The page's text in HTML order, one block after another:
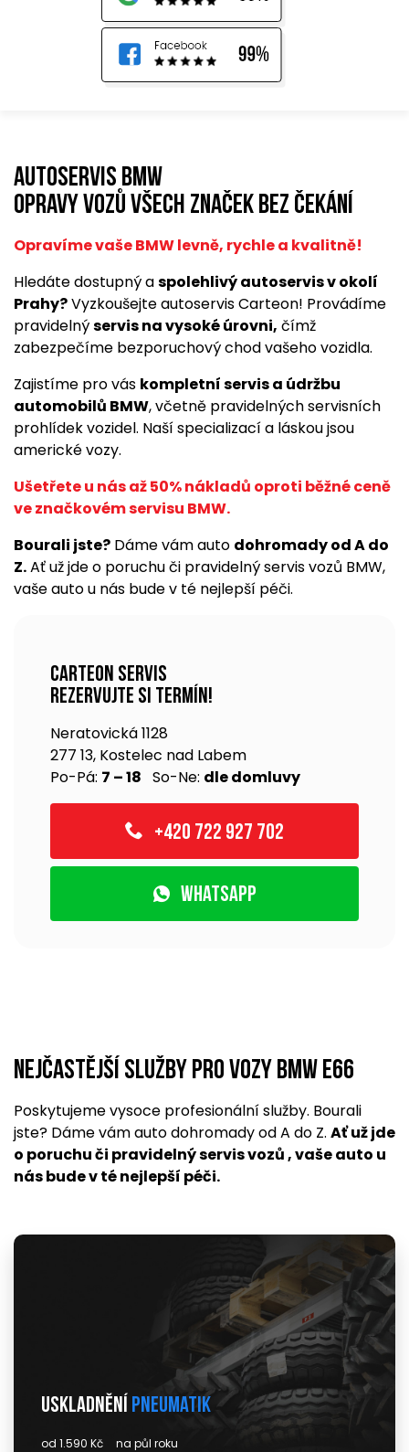
Autoservis BMW
opravy vozů všech značek bez čekání
Opravíme vaše BMW levně, rychle a kvalitně!
Hledáte dostupný aspolehlivý autoservis v okolí
Prahy?Vyzkoušejte autoservis Carteon! Provádíme
pravidelnýservis na vysoké úrovni, čímž
zabezpečíme bezporuchový chod vašeho vozidla.
Zajistíme pro vás kompletní servis a údržbu
automobilů BMW, včetně pravidelných servisních
prohlídek vozidel. Naší specializací a láskou jsou
americké vozy.
Ušetřete u nás až 50% nákladů oproti běžné ceně
ve značkovém servisu BMW.
Bourali jste? Dáme vám auto dohromady od A do
Z.Ať už jde o poruchu či pravidelný servis vozů BMW,
vaše auto u nás bude v té nejlepší péči.
Carteon servis
rezervujte si termín!
Neratovická 1128
277 13, Kostelec nad Labem
Po-Pá: 7 – 18 So-Ne: dle domluvy
+420 722 927 702
WhatsApp
Nejčastější služby pro vozy BMW E66
Poskytujeme vysoce profesionální služby. Bourali
jste? Dáme vám auto dohromady od A do Z. Ať už jde
o poruchu či pravidelný servis vozů , vaše auto u
nás bude v té nejlepší péči.
Uskladnění pneumatik
od 1.590 Kč na půl roku